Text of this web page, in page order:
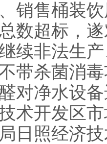
销售桶装
数超标，
续非法生
带杀菌消
对净水设
术开发区
日照经济